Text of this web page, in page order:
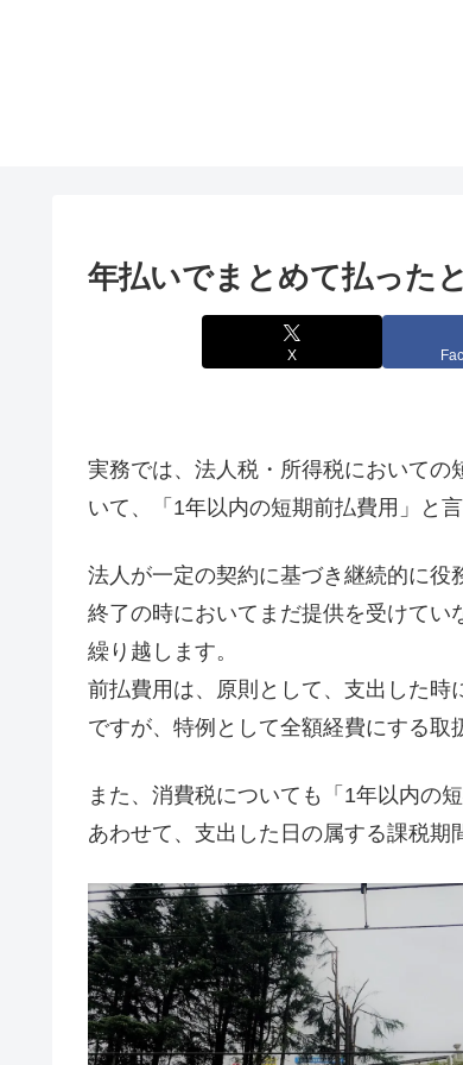
年払いでまとめて払った
X
実務では、法人税・所得税において
いて、「1年以内の短期前払費用」と
法人が一定の契約に基づき継続的に
終了の時においてまだ提供を受けてい
繰り越します。
前払費用は、原則として、支出した
ですが、特例として全額経費にする取
また、消費税についても「1年以内の
あわせて、支出した日の属する課税期